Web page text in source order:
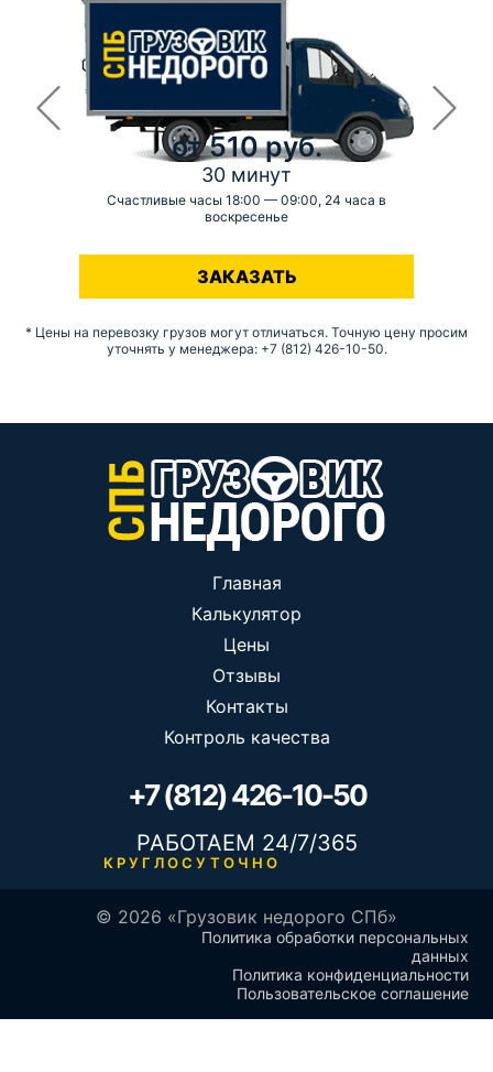
от 510 руб.
30 минут
Счастливые часы 18:00 — 09:00, 24 часа в
воскресенье
-
ЗАКАЗАТЬ
* Цены на перевозку грузов могут отличаться. Точную цену просим
уточнять у менеджера: +7 (812) 426-10-50.
Главная
Калькулятор
Цены
Отзывы
Контакты
Контроль качества
+7 (812) 426-10-50
РАБОТАЕМ 24/7/365
КРУГЛОСУТОЧНО
© 2026 «Грузовик недорого СПб»
Политика обработки персональных
данных
Политика конфиденциальности
Пользовательское соглашение